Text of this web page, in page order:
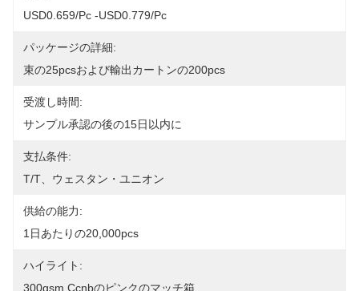
USD0.659/pc -USD0.779/pc
パッケージの詳細:
束の25pcsおよび輸出カートンの200pcs
受渡し時間:
サンプル承認の後の15日以内に
支払条件:
T/T、ウェスタン・ユニオン
供給の能力:
1日あたりの20,000pcs
ハイライト:
300gsm Ccnbのピンクのマッチ箱